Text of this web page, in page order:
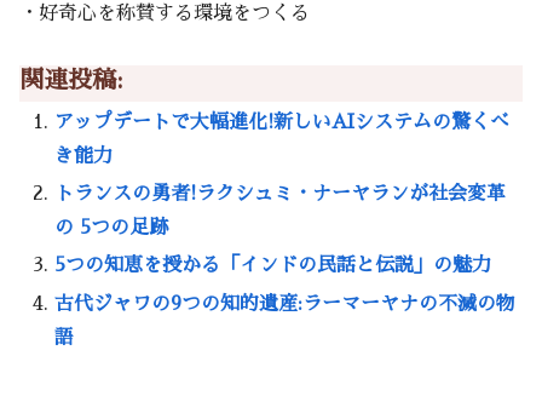
・好奇心を称賛する環境をつくる
関連投稿:
アップデートで大幅進化!新しいAIシステムの驚くべ
き能力
トランスの勇者!ラクシュミ・ナーヤランが社会変革
の 5つの足跡
5つの知恵を授かる「インドの民話と伝説」の魅力
古代ジャワの9つの知的遺産:ラーマーヤナの不滅の物
語